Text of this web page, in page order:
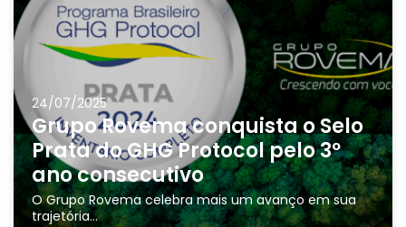
24/07/2025
Grupo Rovema conquista o Selo
Prata do GHG Protocol pelo 3º
ano consecutivo
O Grupo Rovema celebra mais um avanço em sua
trajetória...